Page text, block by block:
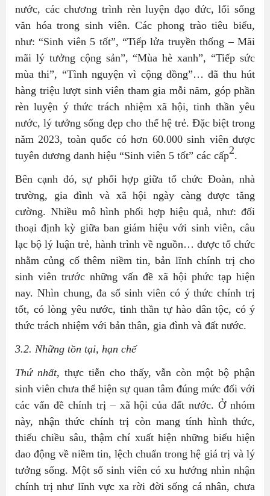
nước, các chương trình rèn luyện đạo đức, lối sống
văn hóa trong sinh viên. Các phong trào tiêu biểu,
như: “Sinh viên 5 tốt”, “Tiếp lửa truyền thống – Mãi
mãi lý tưởng cộng sản”, “Mùa hè xanh”, “Tiếp sức
mùa thi”, “Tình nguyện vì cộng đồng”… đã thu hút
hàng triệu lượt sinh viên tham gia mỗi năm, góp phần
rèn luyện ý thức trách nhiệm xã hội, tinh thần yêu
nước, lý tưởng sống đẹp cho thế hệ trẻ. Đặc biệt trong
năm 2023, toàn quốc có hơn 60.000 sinh viên được
tuyên dương danh hiệu “Sinh viên 5 tốt” các cấp2.
Bên cạnh đó, sự phối hợp giữa tổ chức Đoàn, nhà
trường, gia đình và xã hội ngày càng được tăng
cường. Nhiều mô hình phối hợp hiệu quả, như: đối
thoại định kỳ giữa ban giám hiệu với sinh viên, câu
lạc bộ lý luận trẻ, hành trình về nguồn… được tổ chức
nhằm củng cố thêm niềm tin, bản lĩnh chính trị cho
sinh viên trước những vấn đề xã hội phức tạp hiện
nay. Nhìn chung, đa số sinh viên có ý thức chính trị
tốt, có lòng yêu nước, tinh thần tự hào dân tộc, có ý
thức trách nhiệm với bản thân, gia đình và đất nước.
3.2. Những tồn tại, hạn chế
Thứ nhất, thực tiễn cho thấy, vẫn còn một bộ phận
sinh viên chưa thể hiện sự quan tâm đúng mức đối với
các vấn đề chính trị – xã hội của đất nước. Ở nhóm
này, nhận thức chính trị còn mang tính hình thức,
thiếu chiều sâu, thậm chí xuất hiện những biểu hiện
dao động về niềm tin, lệch chuẩn trong hệ giá trị và lý
tưởng sống. Một số sinh viên có xu hướng nhìn nhận
chính trị như lĩnh vực xa rời đời sống cá nhân, chưa